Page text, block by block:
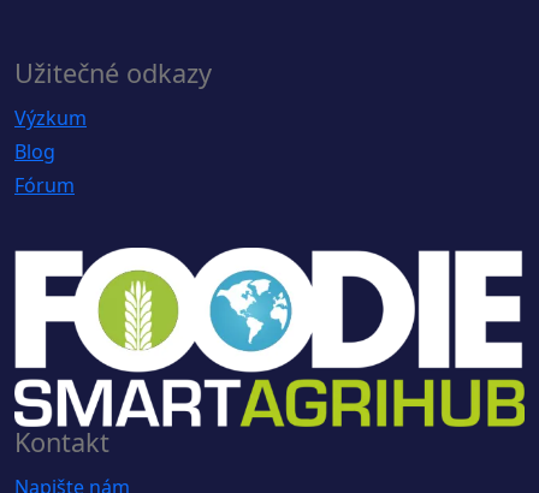
Užitečné odkazy
Výzkum
Blog
Fórum
Kontakt
Napište nám